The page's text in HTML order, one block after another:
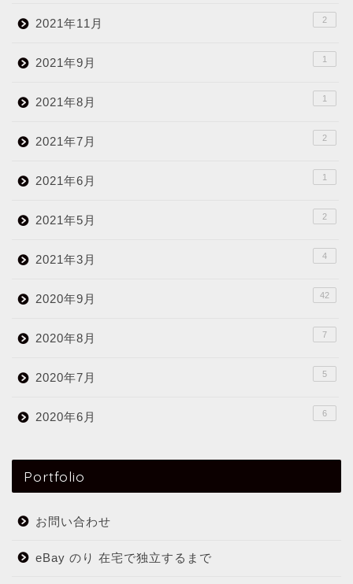
2021年11月 2
2021年9月 1
2021年8月 1
2021年7月 2
2021年6月 1
2021年5月 2
2021年3月 4
2020年9月 42
2020年8月 7
2020年7月 5
2020年6月 6
Portfolio
お問い合わせ
eBay のり 在宅で独立するまで